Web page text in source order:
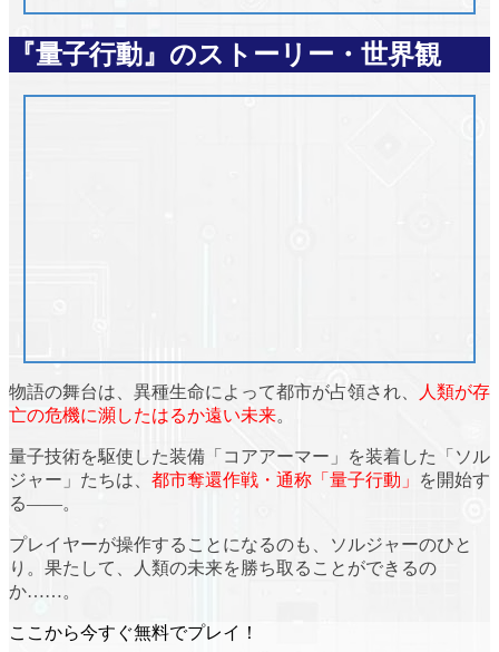
『量子行動』のストーリー・世界観
物語の舞台は、異種生命によって都市が占領され、
人類が存
亡の危機に瀕したはるか遠い未来。
量子技術を駆使した装備 「コアアーマー」 を装着した
「ソル
ジャー」 たちは、 都市奪還作戦・通称「量子行動」
を開始す
る――。
プレイヤーが操作することになるのも、ソルジャーのひと
り。果たして、人類の未来を勝ち取ることができるの
か……。
ここから今すぐ無料でプレイ！